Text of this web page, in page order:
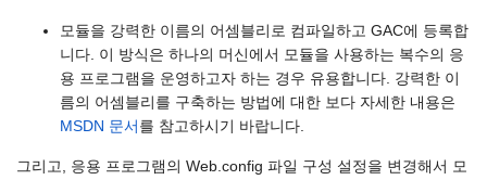
모듈을 강력한 이름의 어셈블리로 컴파일하고 GAC에 등록합
니다. 이 방식은 하나의 머신에서 모듈을 사용하는 복수의 응
용 프로그램을 운영하고자 하는 경우 유용합니다. 강력한 이
름의 어셈블리를 구축하는 방법에 대한 보다 자세한 내용은
MSDN 문서 를 참고하시기 바랍니다.
그리고, 응용 프로그램의 Web.config 파일 구성 설정을 변경해서 모